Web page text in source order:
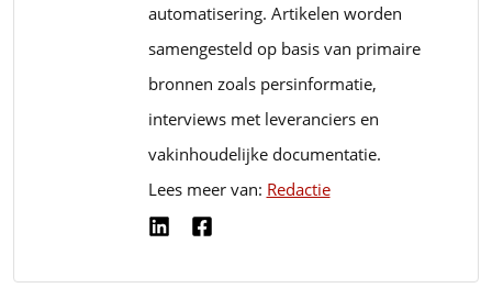
automatisering. Artikelen worden
samengesteld op basis van primaire
bronnen zoals persinformatie,
interviews met leveranciers en
vakinhoudelijke documentatie.
Lees meer van: Redactie